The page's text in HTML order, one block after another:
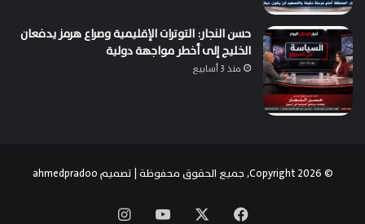
حسن النجار: التوترات الإقليمية وصراع هرمز يدفعان
الخليج إلى أخطر مواجهة دولية
منذ 3 أسابيع
© Copyright 2026, جميع الحقوق محفوظة | تصميم ahmedpradoo
فيسبوك ‫YouTube